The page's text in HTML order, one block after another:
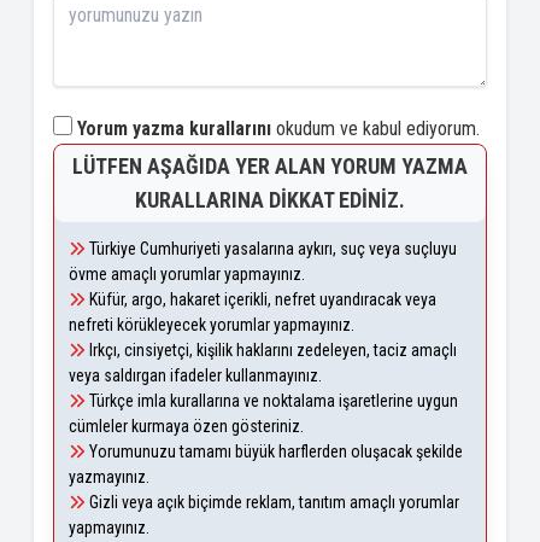
Yorum yazma kurallarını okudum ve kabul ediyorum.
LÜTFEN AŞAĞIDA YER ALAN YORUM YAZMA
KURALLARINA DIKKAT EDINIZ.
Türkiye Cumhuriyeti yasalarına aykırı, suç veya suçluyu
övme amaçlı yorumlar yapmayınız.
Küfür, argo, hakaret içerikli, nefret uyandıracak veya
nefreti körükleyecek yorumlar yapmayınız.
Irkçı, cinsiyetçi, kişilik haklarını zedeleyen, taciz amaçlı
veya saldırgan ifadeler kullanmayınız.
Türkçe imla kurallarına ve noktalama işaretlerine uygun
cümleler kurmaya özen gösteriniz.
Yorumunuzu tamamı büyük harflerden oluşacak şekilde
yazmayınız.
Gizli veya açık biçimde reklam, tanıtım amaçlı yorumlar
yapmayınız.